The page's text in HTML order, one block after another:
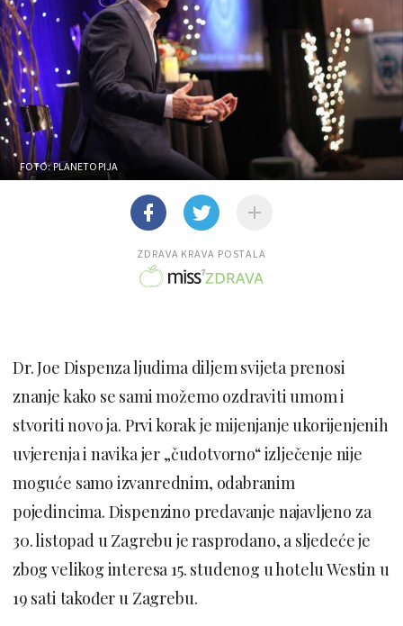
FOTO: PLANETOPIJA
ZDRAVA KRAVA POSTALA
Dr. Joe Dispenza ljudima diljem svijeta prenosi
znanje kako se sami možemo ozdraviti umom i
stvoriti novo ja. Prvi korak je mijenjanje ukorijenjenih
uvjerenja i navika jer „čudotvorno“ izlječenje nije
moguće samo izvanrednim, odabranim
pojedincima. Dispenzino predavanje najavljeno za
30. listopad u Zagrebu je rasprodano, a sljedeće je
zbog velikog interesa 15. studenog u hotelu Westin u
19 sati također u Zagrebu.